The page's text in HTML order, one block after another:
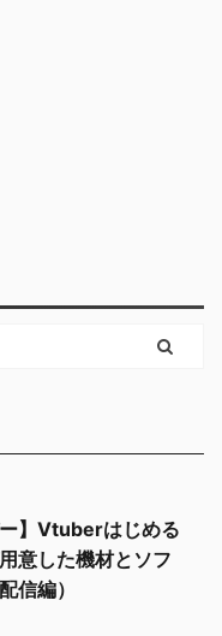
ー】Vtuberはじめる
意した機材とソフ
信編）